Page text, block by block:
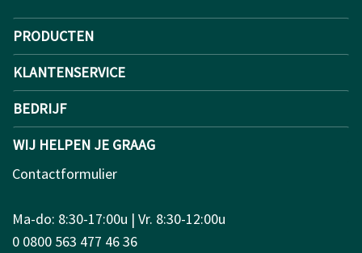
PRODUCTEN
KLANTENSERVICE
BEDRIJF
WIJ HELPEN JE GRAAG
Contactformulier
Ma-do: 8:30-17:00u | Vr. 8:30-12:00u
0 0800 563 477 46 36